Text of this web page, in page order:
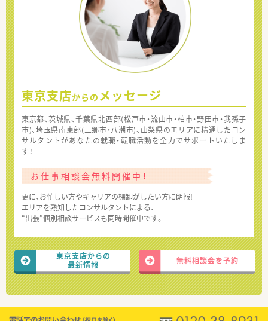
東京支店からの メッセージ
東京都、茨城県、千葉県北西部(松戸市・流山市・柏市・野田市・我孫子
市)、埼玉県南東部(三郷市・八潮市)、山梨県のエリアに精通したコン
サルタントがあなたの就職・転職活動を全力でサポートいたしま
す！
お仕事相談会無料開催中！
更に、お忙しい方やキャリアの棚卸がしたい方に朗報!
エリアを熟知したコンサルタントによる、
“出張”個別相談サービスも同時開催中です。
東京支店からの
最新情報
無料相談会を予約